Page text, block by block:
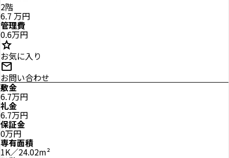
2階
6.7 万円
管理費
0.6万円
star
お気に入り
mail
お問い合わせ
敷金
6.7万円
礼金
6.7万円
保証金
0万円
専有面積
1K／24.02m²